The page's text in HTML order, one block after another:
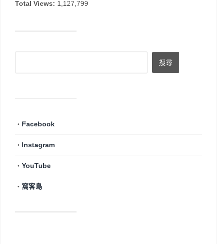
Total Views: 1,127,799
・ Facebook
・ Instagram
・ YouTube
・ 窩客島